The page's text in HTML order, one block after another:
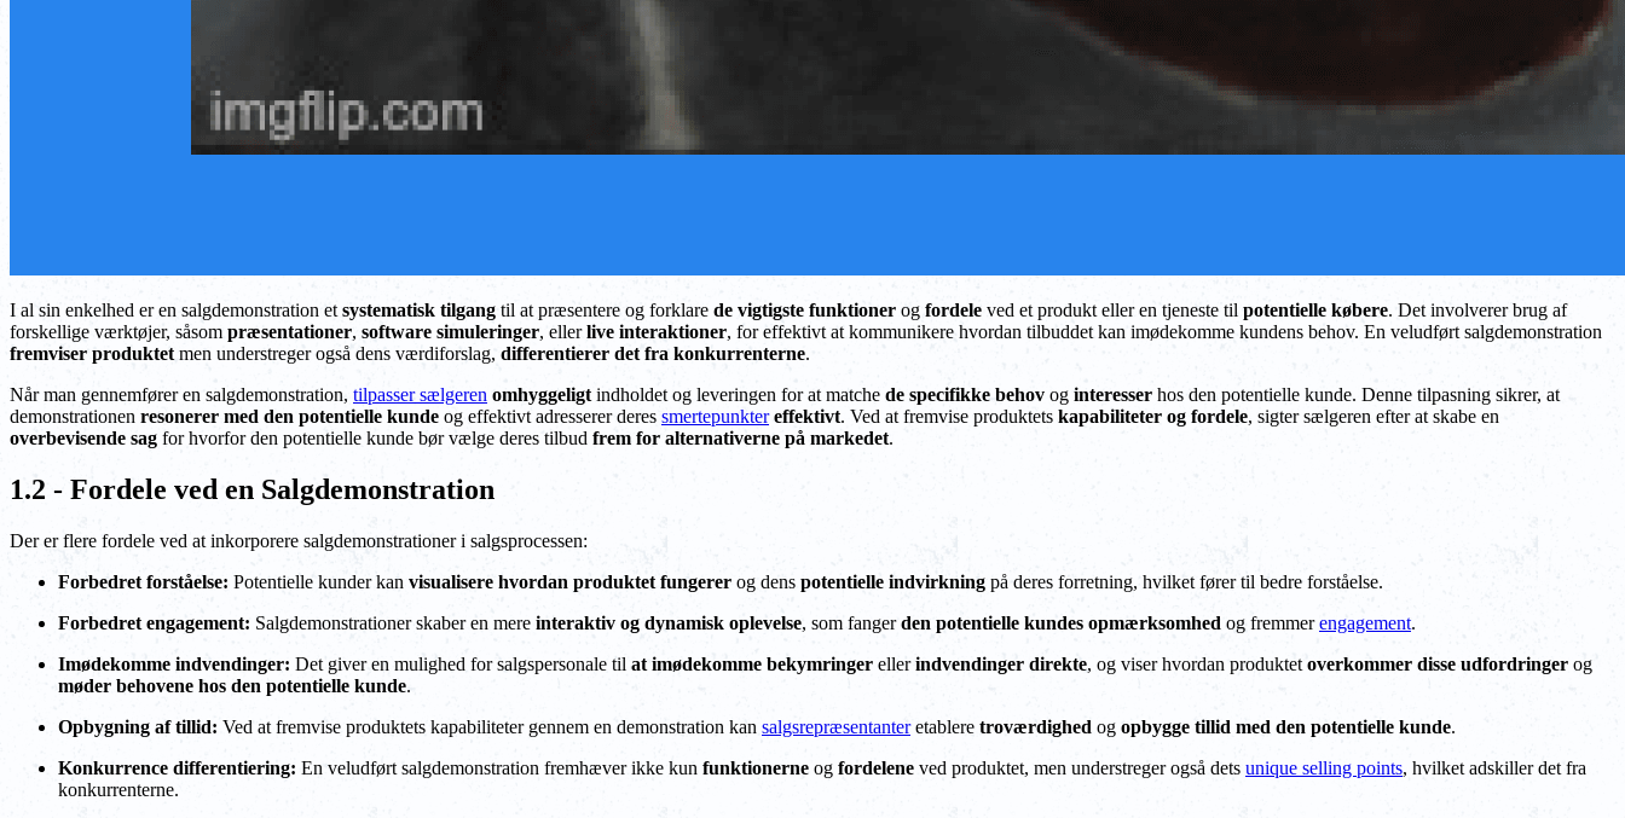
I al sin enkelhed er en salgdemonstration etsystematisk tilgang til at præsentere og forklare de vigtigste funktioner og fordele ved et produkt eller en tjeneste til potentielle købere. Det involverer brug af
forskellige værktøjer, såsom præsentationer, software simuleringer, ellerlive interaktioner, for effektivt at kommunikere hvordan tilbuddet kan imødekomme kundens behov. En veludført salgdemonstration
fremviser produktetmen understreger også dens værdiforslag, differentierer det fra konkurrenterne.
Når man gennemfører en salgdemonstration, tilpasser sælgeren omhyggeligtindholdet og leveringen for at matche de specifikke behov og interesser hos den potentielle kunde. Denne tilpasning sikrer, at
demonstrationen resonerer med den potentielle kunde og effektivt adresserer deres smertepunkter effektivt. Ved at fremvise produktets kapabiliteter og fordele, sigter sælgeren efter at skabe en
overbevisende sag for hvorfor den potentielle kunde bør vælge deres tilbud frem for alternativerne på markedet.
1.2 - Fordele ved en Salgdemonstration
Der er flere fordele ved at inkorporere salgdemonstrationer i salgsprocessen:
Forbedret forståelse: Potentielle kunder kan visualisere hvordan produktet fungerer og dens potentielle indvirkning på deres forretning, hvilket fører til bedre forståelse.
Forbedret engagement: Salgdemonstrationer skaber en mere interaktiv og dynamisk oplevelse, som fangerden potentielle kundes opmærksomhed og fremmerengagement.
Imødekomme indvendinger: Det giver en mulighed for salgspersonale til at imødekomme bekymringer ellerindvendinger direkte, og viser hvordan produktet overkommer disse udfordringer og
møder behovene hos den potentielle kunde.
Opbygning af tillid: Ved at fremvise produktets kapabiliteter gennem en demonstration kan salgsrepræsentanteretablere troværdighed og opbygge tillid med den potentielle kunde.
Konkurrence differentiering: En veludført salgdemonstration fremhæver ikke kun funktionerne og fordelene ved produktet, men understreger også dets unique selling points, hvilket adskiller det fra
konkurrenterne.